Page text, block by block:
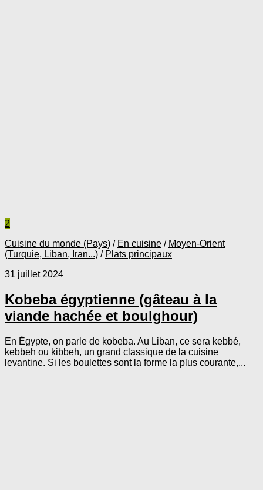
2
Cuisine du monde (Pays) / En cuisine / Moyen-Orient
(Turquie, Liban, Iran...) / Plats principaux
31 juillet 2024
Kobeba égyptienne (gâteau à la
viande hachée et boulghour)
En Égypte, on parle de kobeba. Au Liban, ce sera kebbé,
kebbeh ou kibbeh, un grand classique de la cuisine
levantine. Si les boulettes sont la forme la plus courante,...